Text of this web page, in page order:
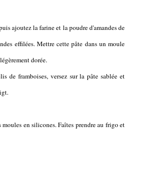
ajoutez la farine et la poudre d'amandes de
effilées. Mettre cette pâte dans un moule
dorée.
de framboises, versez sur la pâte sablée et
en silicones. Faîtes prendre au frigo et